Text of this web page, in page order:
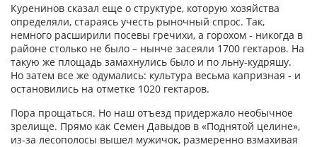
Куренинов сказал еще о структуре, которую хозяйства
определяли, стараясь учесть рыночный спрос. Так,
немного расширили посевы гречихи, а горохом - никогда в
районе столько не было – нынче засеяли 1700 гектаров. На
такую же площадь замахнулись было и по льну-кудряшу.
Но затем все же одумались: культура весьма капризная - и
остановились на отметке 1020 гектаров.
Пора прощаться. Но наш отъезд придержало необычное
зрелище. Прямо как Семен Давыдов в «Поднятой целине»,
из-за лесополосы вышел мужичок, размеренно взмахивая